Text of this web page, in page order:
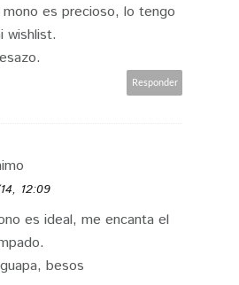
es precioso, lo tengo
wishlist.
Responder
12:09
es ideal, me encanta el
besos